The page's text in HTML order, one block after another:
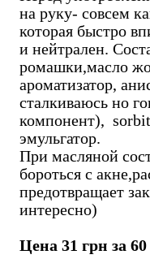
на руку- совсем
которая быстро
и нейтрален.
ромашки,масло
ароматизатор,
сталкиваюсь но
компонент),
эмульгатор.
При масляной
бороться с
предотвращает
интересно)
Цена 31 грн за